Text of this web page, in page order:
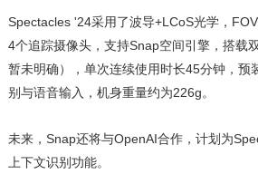
Spectacles '24采用了波导+LCoS光学，
4个追踪摄像头，支持Snap空间引擎，搭载
暂未明确），单次连续使用时长45分钟，预
别与语音输入，机身重量约为226g。
未来，Snap还将与OpenAI合作，计划为
上下文识别功能。